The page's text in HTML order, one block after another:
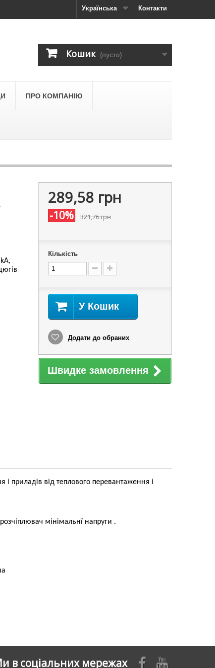
Контакти
Українська
Кошик (пусто)
ПРО КОМПАНІЮ
289,58 грн
-10% 321,76 грн
Кількість
У Кошик
Додати до обраних
Швидке замовлення
приладів від теплового перевантаження і
мінімальнї напруги .
в соціальних мережах